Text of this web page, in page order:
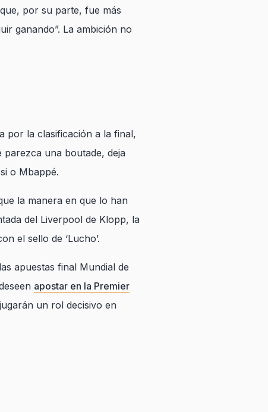
por su parte, fue más
ganando”. La ambición no
por la clasificación a la final,
parezca una boutade, deja
o Mbappé.
la manera en que lo han
del Liverpool de Klopp, la
el sello de ‘Lucho’.
apuestas final Mundial de
apostar en la Premier
un rol decisivo en